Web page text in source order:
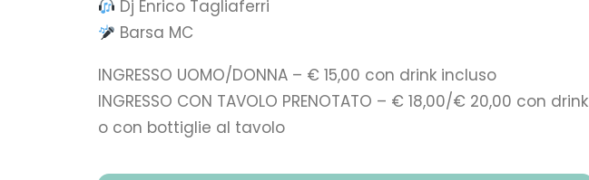
Dj Enrico Tagliaferri
Barsa MC
INGRESSO UOMO/DONNA – € 15,00 con drink incluso
INGRESSO CON TAVOLO PRENOTATO – € 18,00/€ 20,00 con drink
o con bottiglie al tavolo